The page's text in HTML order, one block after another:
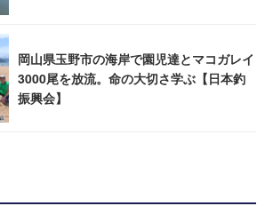
岡山県玉野市の海岸で園児達とマコガレイ
3000尾を放流。命の大切さ学ぶ【日本釣
振興会】